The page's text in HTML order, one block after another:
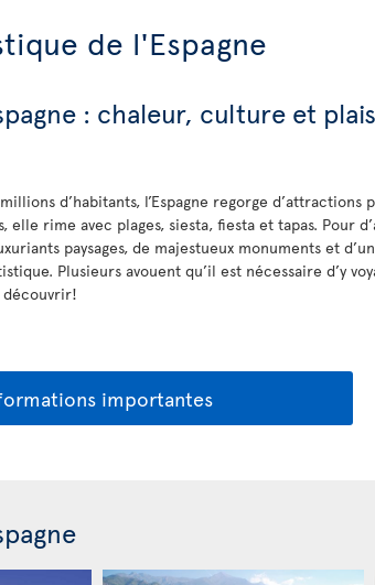
de l'Espagne
: chaleur, culture et
d’habitants, l’Espagne regorge d’attractions
elle rime avec plages, siesta, fiesta et tapas. Pour
paysages, de majestueux monuments et
Plusieurs avouent qu’il est nécessaire d’y
découvrir!
importantes